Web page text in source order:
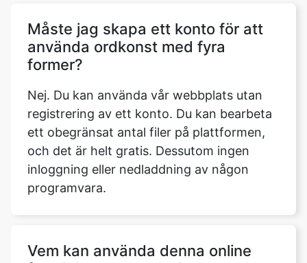
Måste jag skapa ett konto för att
använda ordkonst med fyra
former?
Nej. Du kan använda vår webbplats utan
registrering av ett konto. Du kan bearbeta
ett obegränsat antal filer på plattformen,
och det är helt gratis. Dessutom ingen
inloggning eller nedladdning av någon
programvara.
Vem kan använda denna online